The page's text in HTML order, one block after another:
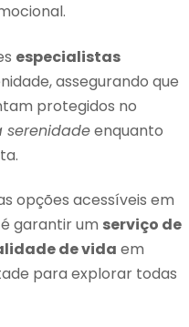
especialistas
assegurando que
protegidos no
serenidadeenquanto
opções acessíveis em
garantir um serviço de
de vida em
para explorar todas